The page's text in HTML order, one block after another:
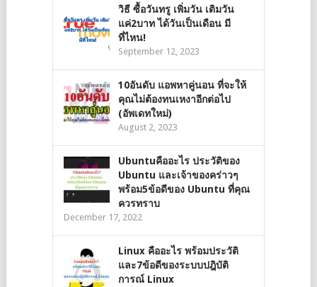
วิธี ซื้อวันทรู เพิ่มวัน เติมวัน
แค่2บาท ได้วันเป็นเดือน มี
ที่ไหน!
September 12, 2023
10อันดับ แอพหาคู่นอน ที่จะให้
คุณไม่ต้องทนเหงาอีกต่อไป
(อัพเดทใหม่)
August 2, 2023
Ubuntuคืออะไร ประวัติของ
Ubuntu และเจ้าของคร่าวๆ
พร้อม5ข้อดีของ Ubuntu ที่คุณ
ควรทราบ
December 17, 2022
Linux คืออะไร พร้อมประวัติ
และ7ข้อดีของระบบปฎิบัติ
การณ์ Linux